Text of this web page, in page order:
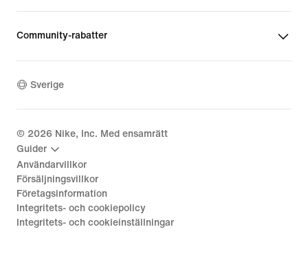
Community-rabatter
Sverige
© 2026 Nike, Inc. Med ensamrätt
Guider
Användarvillkor
Försäljningsvillkor
Företagsinformation
Integritets- och cookiepolicy
Integritets- och cookieinställningar